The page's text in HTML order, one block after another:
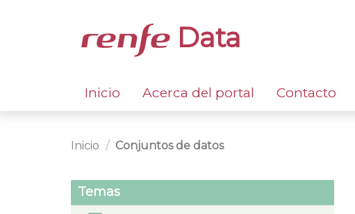
Data
Inicio Acerca del portal Contacto
Inicio Conjuntos de datos
Temas